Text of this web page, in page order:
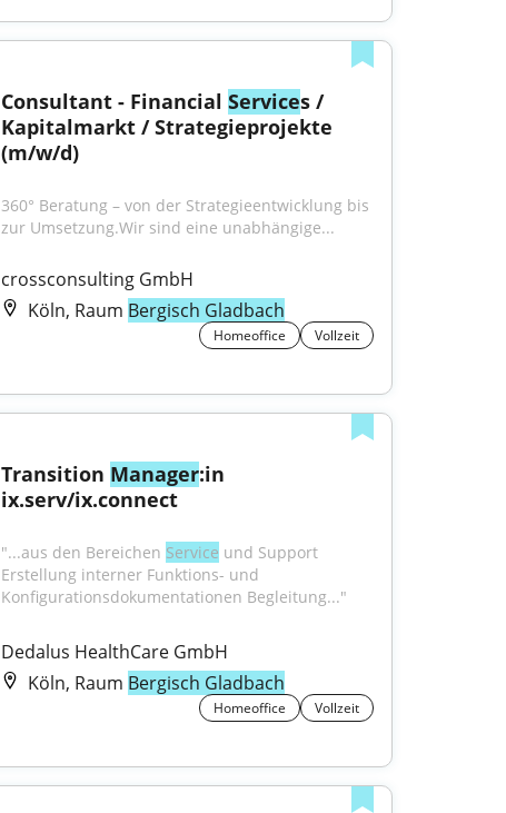
Consultant - Financial Services /
Kapitalmarkt / Strategieprojekte
(m/w/d)
360° Beratung – von der Strategieentwicklung bis
zur Umsetzung.Wir sind eine unabhängige...
crossconsulting GmbH
Köln, Raum Bergisch Gladbach
Homeoffice Vollzeit
Transition Manager:in
ix.serv/ix.connect
"...aus den Bereichen Service und Support
Erstellung interner Funktions- und
Konfigurationsdokumentationen Begleitung..."
Dedalus HealthCare GmbH
Köln, Raum Bergisch Gladbach
Homeoffice Vollzeit